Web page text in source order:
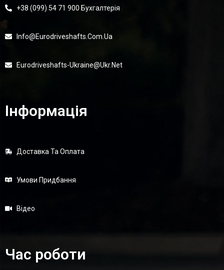
+38 (099) 54 71 900 Бухгалтерія
Info@eurodriveshafts.com.ua
Eurodriveshafts-Ukraine@ukr.net
Інформація
Доставка Та Оплата
Умови Придбання
Відео
Час роботи